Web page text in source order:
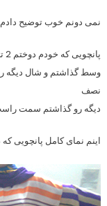
نمی دونم خوب توضیح دادم
پانچویی که خودم دوختم 2 تا شال با رنگ های متفاوت گرفتم که یک شال رو
وسط گذاشتم و شال
نصف
دیگه رو گذاشتم سمت
اینم نمای کامل پانچویی